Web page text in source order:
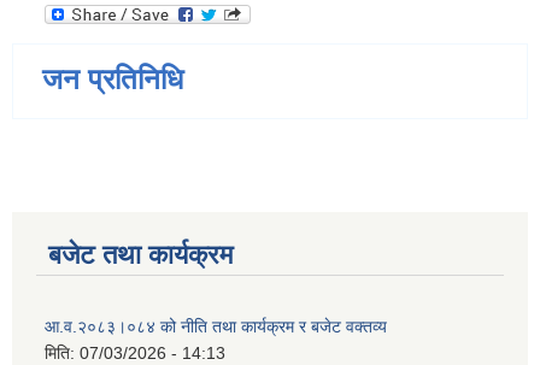
जन प्रतिनिधि
बजेट तथा कार्यक्रम
आ.व.२०८३।०८४ को नीति तथा कार्यक्रम र बजेट वक्तव्य
मिति: 07/03/2026 - 14:13